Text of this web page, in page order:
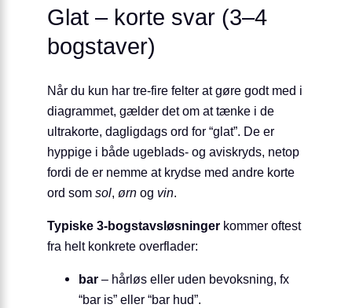
Glat – korte svar (3–4
bogstaver)
Når du kun har tre-fire felter at gøre godt med i
diagrammet, gælder det om at tænke i de
ultrakorte, dagligdags ord for “glat”. De er
hyppige i både ugeblads- og avis­kryds, netop
fordi de er nemme at krydse med andre korte
ord som sol ørn og vin
Typiske 3-bogstavsløsninger kommer oftest
fra helt konkrete overflader:
bar – hårløs eller uden bevoksning, fx
“bar is” eller “bar hud”.